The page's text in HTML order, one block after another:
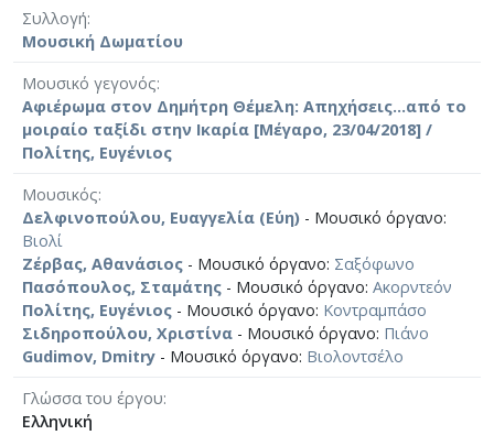
Συλλογή
Μουσική Δωματίου
Μουσικό γεγονός
Αφιέρωμα στον Δημήτρη Θέμελη: Απηχήσεις...από το
μοιραίο ταξίδι στην Ικαρία [Μέγαρο, 23/04/2018] /
Πολίτης, Ευγένιος
Μουσικός
Δελφινοπούλου, Ευαγγελία (Εύη) - Μουσικό όργανο:
Βιολί
Ζέρβας, Αθανάσιος - Μουσικό όργανο: Σαξόφωνο
Πασόπουλος, Σταμάτης - Μουσικό όργανο: Ακορντεόν
Πολίτης, Ευγένιος - Μουσικό όργανο: Κοντραμπάσο
Σιδηροπούλου, Χριστίνα - Μουσικό όργανο: Πιάνο
Gudimov, Dmitry - Μουσικό όργανο: Βιολοντσέλο
Γλώσσα του έργου
Ελληνική